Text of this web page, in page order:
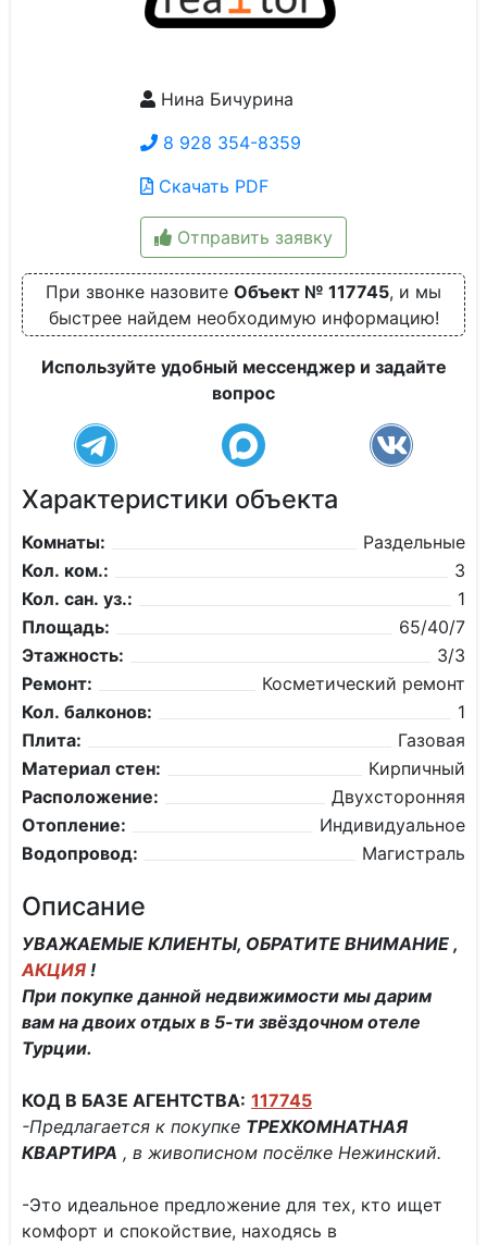
Нина Бичурина
8 928 354-8359
Скачать PDF
Отправить заявку
При звонке назовите Объект № 117745, и мы
быстрее найдем необходимую информацию!
Используйте удобный мессенджер и задайте
вопрос
Характеристики объекта
Комнаты:
Раздельные
Кол. ком.:
3
Кол. сан. уз.:
1
Площадь:
65/40/7
Этажность:
3/3
Ремонт:
Косметический ремонт
Кол. балконов:
1
Плита:
Газовая
Материал стен:
Кирпичный
Расположение:
Двухсторонняя
Отопление:
Индивидуальное
Водопровод:
Магистраль
Описание
УВАЖАЕМЫЕ КЛИЕНТЫ, ОБРАТИТЕ ВНИМАНИЕ ,
АКЦИЯ !
При покупке данной недвижимости мы дарим
вам на двоих отдых в 5-ти звёздочном отеле
Турции.
КОД В БАЗЕ АГЕНТСТВА: 117745
-Предлагается к покупке ТРЕХКОМНАТНАЯ
КВАРТИРА , в живописном посёлке Нежинский.
-Это идеальное предложение для тех, кто ищет
комфорт и спокойствие, находясь в